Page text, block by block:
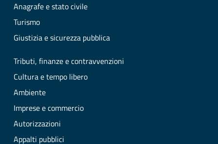
Anagrafe e stato civile
Turismo
Giustizia e sicurezza pubblica
Tributi, finanze e contravvenzioni
Cultura e tempo libero
Ambiente
Imprese e commercio
Autorizzazioni
Appalti pubblici